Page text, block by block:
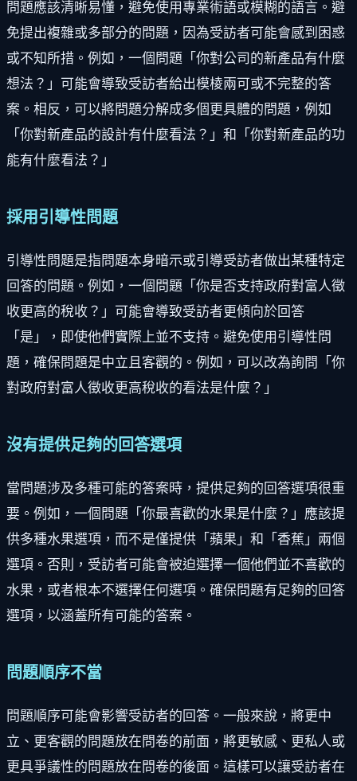
問題應該清晰易懂，避免使用專業術語或模糊的語言。避
免提出複雜或多部分的問題，因為受訪者可能會感到困惑
或不知所措。例如，一個問題「你對公司的新產品有什麼
想法？」可能會導致受訪者給出模棱兩可或不完整的答
案。相反，可以將問題分解成多個更具體的問題，例如
「你對新產品的設計有什麼看法？」和「你對新產品的功
能有什麼看法？」
採用引導性問題
引導性問題是指問題本身暗示或引導受訪者做出某種特定
回答的問題。例如，一個問題「你是否支持政府對富人徵
收更高的稅收？」可能會導致受訪者更傾向於回答
「是」，即使他們實際上並不支持。避免使用引導性問
題，確保問題是中立且客觀的。例如，可以改為詢問「你
對政府對富人徵收更高稅收的看法是什麼？」
沒有提供足夠的回答選項
當問題涉及多種可能的答案時，提供足夠的回答選項很重
要。例如，一個問題「你最喜歡的水果是什麼？」應該提
供多種水果選項，而不是僅提供「蘋果」和「香蕉」兩個
選項。否則，受訪者可能會被迫選擇一個他們並不喜歡的
水果，或者根本不選擇任何選項。確保問題有足夠的回答
選項，以涵蓋所有可能的答案。
問題順序不當
問題順序可能會影響受訪者的回答。一般來說，將更中
立、更客觀的問題放在問卷的前面，將更敏感、更私人或
更具爭議性的問題放在問卷的後面。這樣可以讓受訪者在